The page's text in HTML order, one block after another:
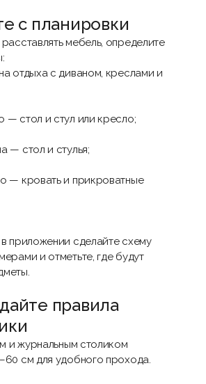
с планировки
мебель, определите
отдыха с диваном, креслами и
— стол и стул или кресло;
— стол и стулья;
— кровать и прикроватные
приложении сделайте схему
и отметьте, где будут
правила
ижурнальным столиком
см для удобного прохода.